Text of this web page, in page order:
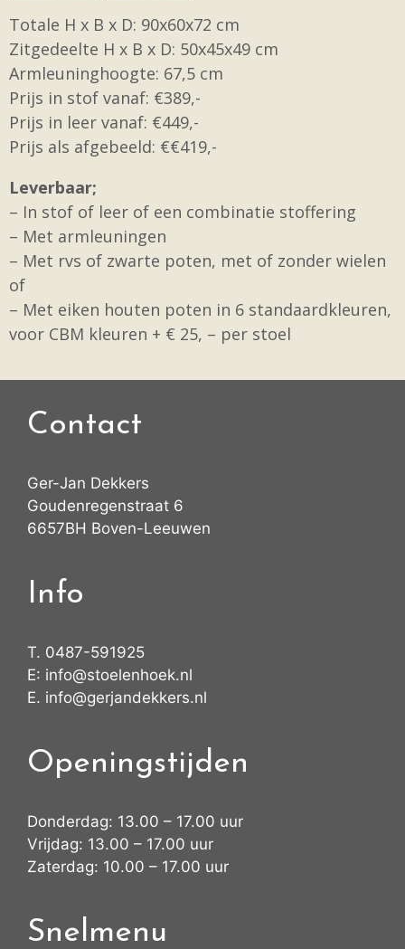
Totale H x B x D: 90x60x72 cm
Zitgedeelte H x B x D: 50x45x49 cm
Armleuninghoogte: 67,5 cm
Prijs in stof vanaf: €389,-
Prijs in leer vanaf: €449,-
Prijs als afgebeeld: €€419,-
Leverbaar;
– In stof of leer of een combinatie stoffering
– Met armleuningen
– Met rvs of zwarte poten, met of zonder wielen
of
– Met eiken houten poten in 6 standaardkleuren,
voor CBM kleuren + € 25, – per stoel
Contact
Ger-Jan Dekkers
Goudenregenstraat 6
6657BH Boven-Leeuwen
Info
T. 0487-591925
E: info@stoelenhoek.nl
E. info@gerjandekkers.nl
Openingstijden
Donderdag: 13.00 – 17.00 uur
Vrijdag: 13.00 – 17.00 uur
Zaterdag: 10.00 – 17.00 uur
Snelmenu